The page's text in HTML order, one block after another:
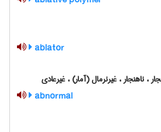
ablator
، ناهنجار ، غیرنرمال (آمار) ، غیرعادی
abnormal